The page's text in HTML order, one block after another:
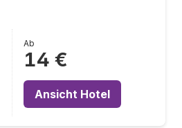
Ab
14 €
Ansicht Hotel